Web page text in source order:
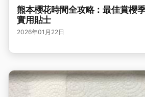
熊本櫻花時間全攻略：最佳賞櫻
實用貼士
2026年01月22日